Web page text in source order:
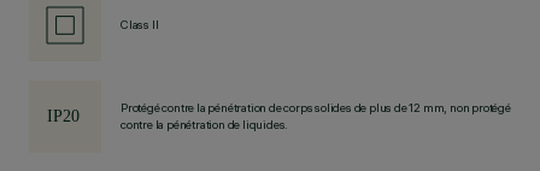
Class II
Protégé contre la pénétration de corps solides de plus de 12 mm, non protégé
contre la pénétration de liquides.